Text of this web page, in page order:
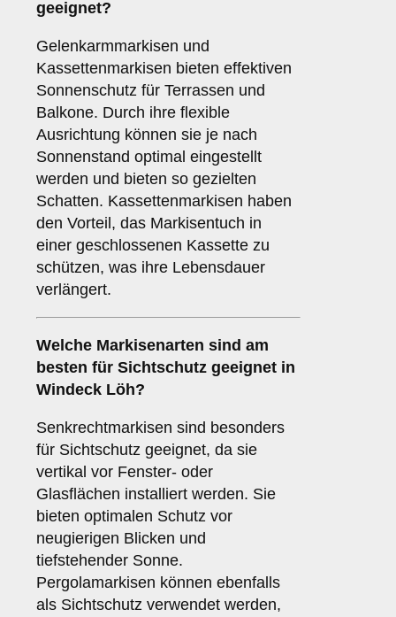
geeignet?
Gelenkarmmarkisen und
Kassettenmarkisen bieten effektiven
Sonnenschutz für Terrassen und
Balkone. Durch ihre flexible
Ausrichtung können sie je nach
Sonnenstand optimal eingestellt
werden und bieten so gezielten
Schatten. Kassettenmarkisen haben
den Vorteil, das Markisentuch in
einer geschlossenen Kassette zu
schützen, was ihre Lebensdauer
verlängert.
Welche Markisenarten sind am
besten für Sichtschutz geeignet in
Windeck Löh?
Senkrechtmarkisen sind besonders
für Sichtschutz geeignet, da sie
vertikal vor Fenster- oder
Glasflächen installiert werden. Sie
bieten optimalen Schutz vor
neugierigen Blicken und
tiefstehender Sonne.
Pergolamarkisen können ebenfalls
als Sichtschutz verwendet werden,